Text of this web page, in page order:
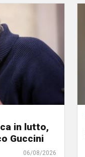
in lutto,
Guccini
06/08/2026